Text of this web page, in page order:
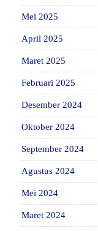
Mei 2025
April 2025
Maret 2025
Februari 2025
Desember 2024
Oktober 2024
September 2024
Agustus 2024
Mei 2024
Maret 2024